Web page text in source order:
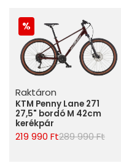
Raktáron
KTM Penny Lane 271
27,5" bordó M 42cm
kerékpár
219 990 Ft289 990 Ft